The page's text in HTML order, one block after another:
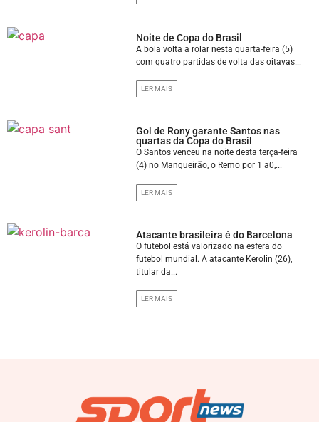
Noite de Copa do Brasil
A bola volta a rolar nesta quarta-feira (5)
com quatro partidas de volta das oitavas...
LER MAIS
Gol de Rony garante Santos nas
quartas da Copa do Brasil
O Santos venceu na noite desta terça-feira
(4) no Mangueirão, o Remo por 1 a0,...
LER MAIS
Atacante brasileira é do Barcelona
O futebol está valorizado na esfera do
futebol mundial. A atacante Kerolin (26),
titular da...
LER MAIS